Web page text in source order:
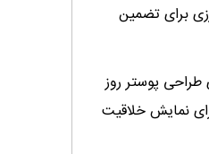
برای تضمین
طراحی پوستر روز
برای نمایش خلاقیت